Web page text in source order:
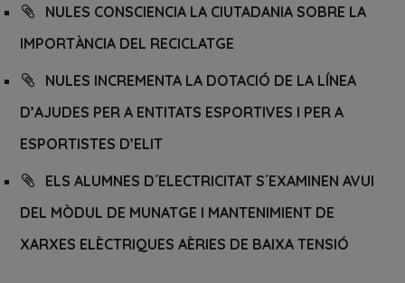
NULES CONSCIENCIA LA CIUTADANIA SOBRE LA
IMPORTÀNCIA DEL RECICLATGE
NULES INCREMENTA LA DOTACIÓ DE LA LÍNEA
D’AJUDES PER A ENTITATS ESPORTIVES I PER A
ESPORTISTES D’ELIT
ELS ALUMNES D´ELECTRICITAT S´EXAMINEN AVUI
DEL MÒDUL DE MUNATGE I MANTENIMIENT DE
XARXES ELÈCTRIQUES AÈRIES DE BAIXA TENSIÓ